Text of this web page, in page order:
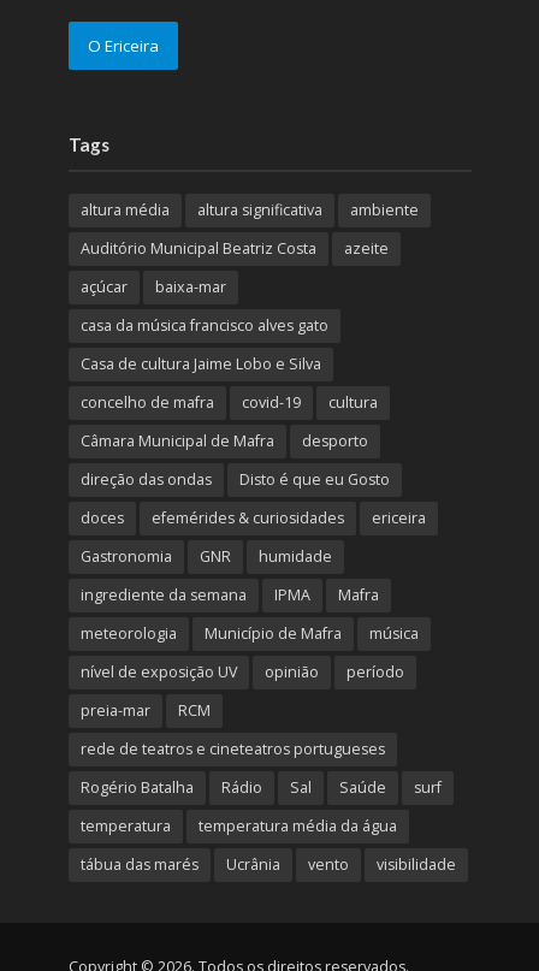
O Ericeira
Tags
altura média altura significativa
ambiente
Auditório Municipal Beatriz Costa
azeite
açúcar
baixa-mar
casa da música francisco alves gato
Casa de cultura Jaime Lobo e Silva
concelho de mafra
covid-19
cultura
Câmara Municipal de Mafra
desporto
direção das ondas
Disto é que eu Gosto
doces
efemérides & curiosidades
ericeira
Gastronomia
GNR
humidade
ingrediente da semana
IPMA
Mafra
meteorologia
Município de Mafra
música
nível de exposição UV
opinião
período
preia-mar
RCM
rede de teatros e cineteatros portugueses
Rogério Batalha
Rádio Sal Saúde
surf
temperatura
temperatura média da água
tábua das marés
Ucrânia vento visibilidade
Copyright © 2026. Todos os direitos reservados.